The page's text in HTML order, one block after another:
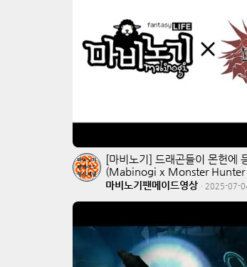
[마비노기] 드래곤들이 몬헌에
(Mabinogi x Monster Hunter
마비노기팬메이드영상 · 2025-07-